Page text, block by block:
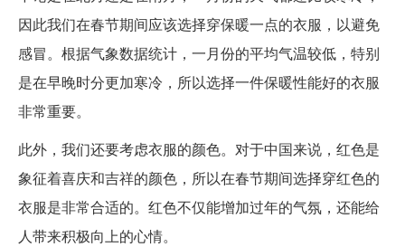
因此我们在春节期间应该选择穿保暖一点的衣服，以避免
感冒。根据气象数据统计，一月份的平均气温较低，特别
是在早晚时分更加寒冷，所以选择一件保暖性能好的衣服
非常重要。
此外，我们还要考虑衣服的颜色。对于中国来说，红色是
象征着喜庆和吉祥的颜色，所以在春节期间选择穿红色的
衣服是非常合适的。红色不仅能增加过年的气氛，还能给
人带来积极向上的心情。